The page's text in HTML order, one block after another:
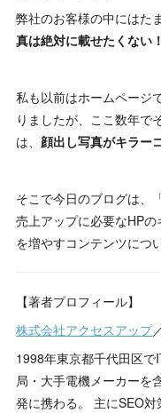
弊社のお客様の中にはた
真は絶対に載せたくない！
私も以前はホームページ
りましたが、ここ数年で
は、 顔出し写真がキラー
そこで今日のブログは、
売上アップに必要なHP
を増やすコンテンツにつ
【著者プロフィール】
株式会社アクセスアップ
1998年東京都千代田区
局・大手電機メーカーを
発に携わる。 主にSEO